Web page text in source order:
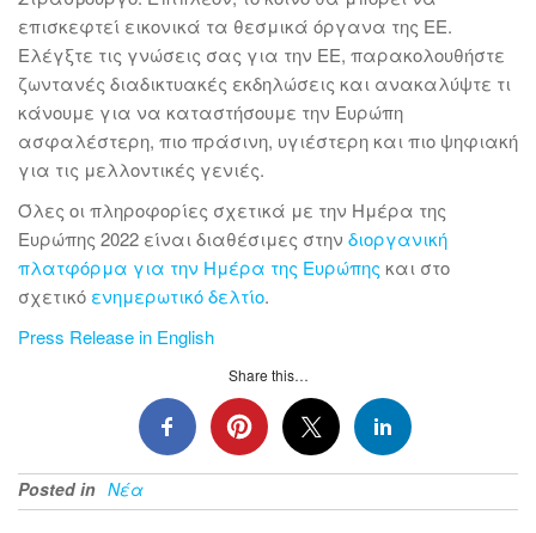
επισκεφτεί εικονικά τα θεσμικά όργανα της ΕΕ.
Ελέγξτε τις γνώσεις σας για την ΕΕ, παρακολουθήστε
ζωντανές διαδικτυακές εκδηλώσεις και ανακαλύψτε τι
κάνουμε για να καταστήσουμε την Ευρώπη
ασφαλέστερη, πιο πράσινη, υγιέστερη και πιο ψηφιακή
για τις μελλοντικές γενιές.
Όλες οι πληροφορίες σχετικά με την Ημέρα της
Ευρώπης 2022 είναι διαθέσιμες στην διοργανική
πλατφόρμα για την Ημέρα της Ευρώπης και στο
σχετικό ενημερωτικό δελτίο.
Press Release in English
Share this…
Posted in Νέα